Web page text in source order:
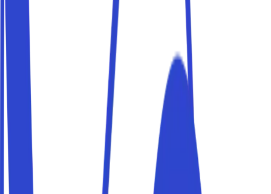
Buche einen Parkplatz in der Nähe von San Fruttuoso und
erreiche dein Ziel bequem zu Fuß. Parkito-Stellplätze
sind privat, geprüft und in wenigen Minuten buchbar.
Parkplätze in der Nähe von Bahnhof
Buche einen Parkplatz in der Nähe von Bahnhof und
erreiche dein Ziel bequem zu Fuß. Parkito-Stellplätze
sind privat, geprüft und in wenigen Minuten buchbar.
Parken in Camogli in der Hochsaison
Im Sommer und an Wochenenden füllt sich Camogli mit
Besuchern und ein Parkplatz wird schwer zu finden.
Buche mit Parkito im Voraus einen privaten Stellplatz und
komm entspannt an.